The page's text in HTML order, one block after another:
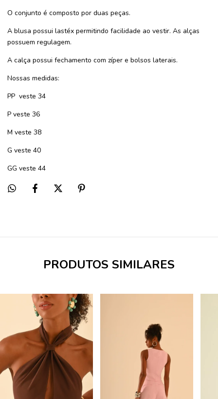
O conjunto é composto por duas peças.
A blusa possui lastéx permitindo facilidade ao vestir. As alças
possuem regulagem.
A calça possui fechamento com zíper e bolsos laterais.
Nossas medidas:
PP veste 34
P veste 36
M veste 38
G veste 40
GG veste 44
PRODUTOS SIMILARES